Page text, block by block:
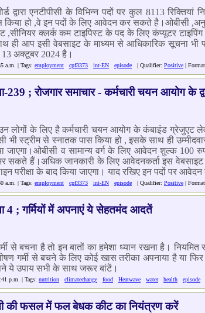
द्वारा एनटीपीसी के विभिन्न पदों पर कुल 8113
किया हो ,वे इन पदों के लिए आवेदन कर सकते है।ओबीसी
,सीनियर क्लर्क कम टाइपिस्ट के पद के लिए कंप्यूटर
ही आप इसी वेबसाइट के माध्यम से आधिकारिक सूचना
13 अक्टूबर 2024 है।
a.m. | Tags: employment cpf3373 int-EN episode | Qualifier: Positive |
239 ; रोजगार समाचार - कर्मचारी चयन आयोग के
लोगों के लिए है कर्मचारी चयन आयोग के कंबाइंड
भी स्ट्रीम से स्नातक पास किया हो , इसके साथ ही
जाएगा।ओबीसी व सामान्य वर्ग के लिए आवेदन शुल्क
सकते हैं।अधिक जानकारी के लिए आवेदनकर्ता इस वेबसाइट
परीक्षा के बाद किया जाएगा। याद रखिए इन पदों पर
a.m. | Tags: employment cpf3373 int-EN episode | Qualifier: Positive |
4 ; गर्मियों में अपनाएं ये सेहतमंद आदतें
से बचना है तो इन बातों का हमेशा ध्यान रखना है।
गर्मी से बचने के लिए कोई खास तरीका अपनाया है या
ये उपाय सभी के साथ जरूर बांटें।
p.m. | Tags: nutrition climatechange food Heatwave water health episode
की फसल में फल बेधक कीट का नियंत्रण करें